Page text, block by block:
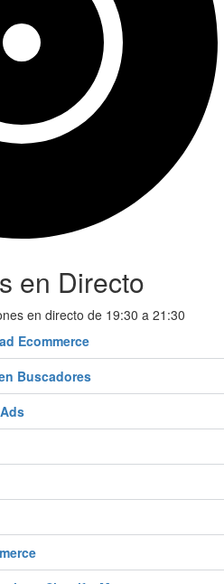
en Directo
en directo de 19:30 a 21:30
Ecommerce
Buscadores